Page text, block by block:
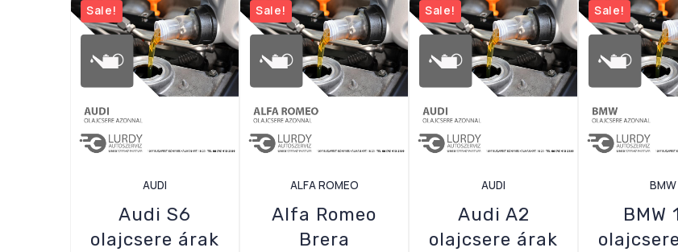
Sale!
AUDI
Audi S6
olajcsere árak
Sale!
ALFA ROMEO
Alfa Romeo
Brera
Sale!
AUDI
Audi A2
olajcsere árak
Sale!
BMW
BMW